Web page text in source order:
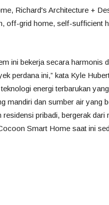
ini bekerja secara harmonis
perdana ini,” kata Kyle
energi terbarukan
mandiri dan sumber air yang
pribadi, bergerak dari
Smart Home saat ini